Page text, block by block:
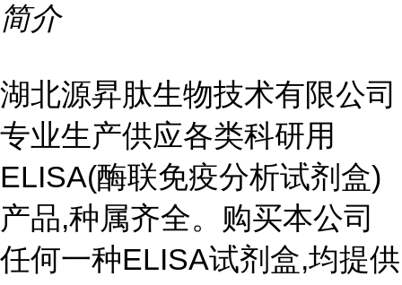
简介
湖北源昇肽生物技术有限公司
专业生产供应各类科研用
ELISA(酶联免疫分析试剂盒)
产品,种属齐全。购买本公司
任何一种ELISA试剂盒,均提供